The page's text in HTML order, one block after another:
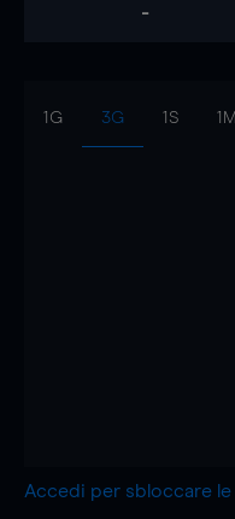
-
1G 3G 1S 1M
Accedi per sbloccare